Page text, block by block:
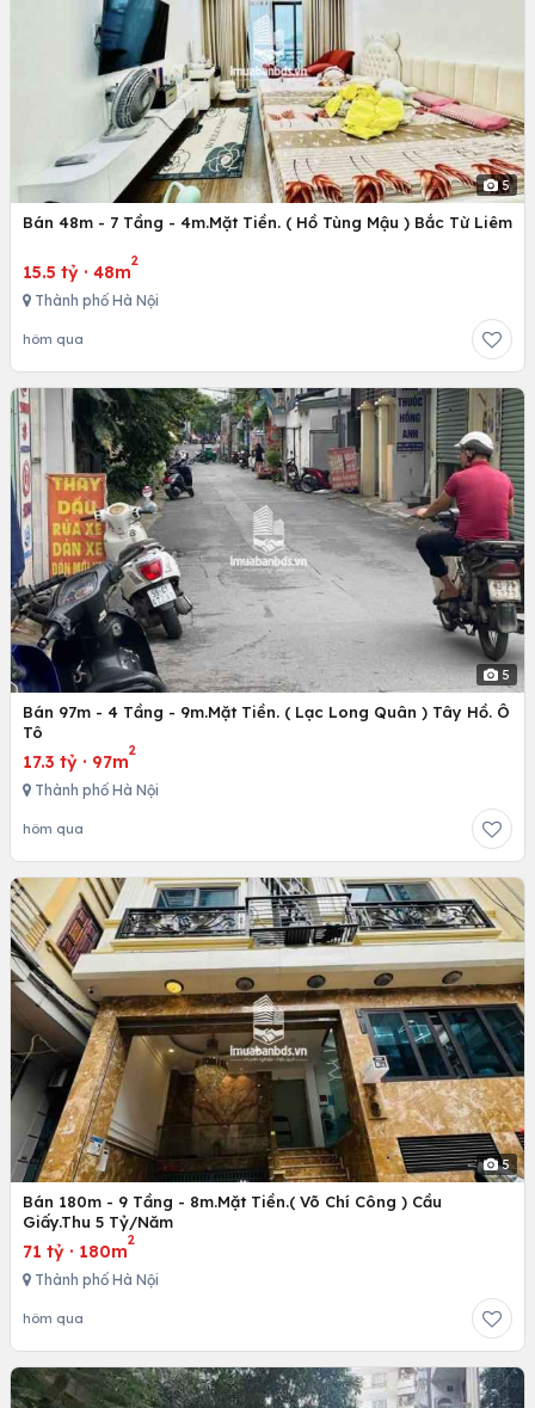
5
Bán 48m - 7 Tầng - 4m.Mặt Tiền. ( Hồ Tùng Mậu ) Bắc Từ Liêm
15.5 tỷ · 48m
2
Thành phố Hà Nội
hôm qua
5
Bán 97m - 4 Tầng - 9m.Mặt Tiền. ( Lạc Long Quân ) Tây Hồ. Ô
Tô
17.3 tỷ · 97m
2
Thành phố Hà Nội
hôm qua
5
Bán 180m - 9 Tầng - 8m.Mặt Tiền.( Võ Chí Công ) Cầu
Giấy.Thu 5 Tỷ/Năm
71 tỷ · 180m
2
Thành phố Hà Nội
hôm qua